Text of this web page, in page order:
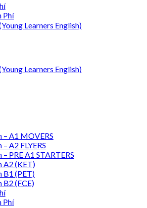
Phí
Learners English)
Learners English)
– A1 MOVERS
A2 FLYERS
PRE A1 STARTERS
A2 (KET)
B1 (PET)
B2 (FCE)
Phí